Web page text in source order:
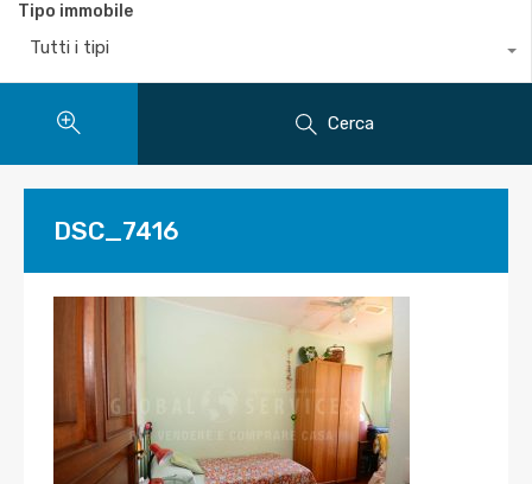
Tipo immobile
Tutti i tipi
Cerca
DSC_7416